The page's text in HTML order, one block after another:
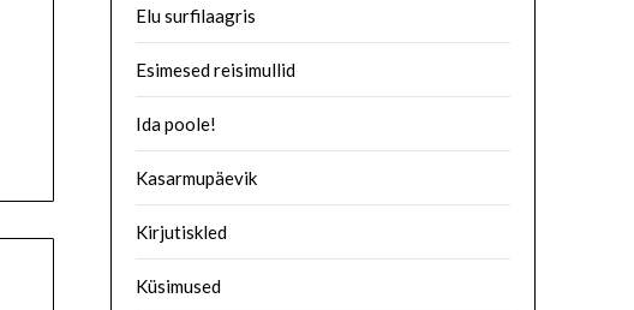
Elu surfilaagris
Esimesed reisimullid
Ida poole!
Kasarmupäevik
Kirjutiskled
Küsimused